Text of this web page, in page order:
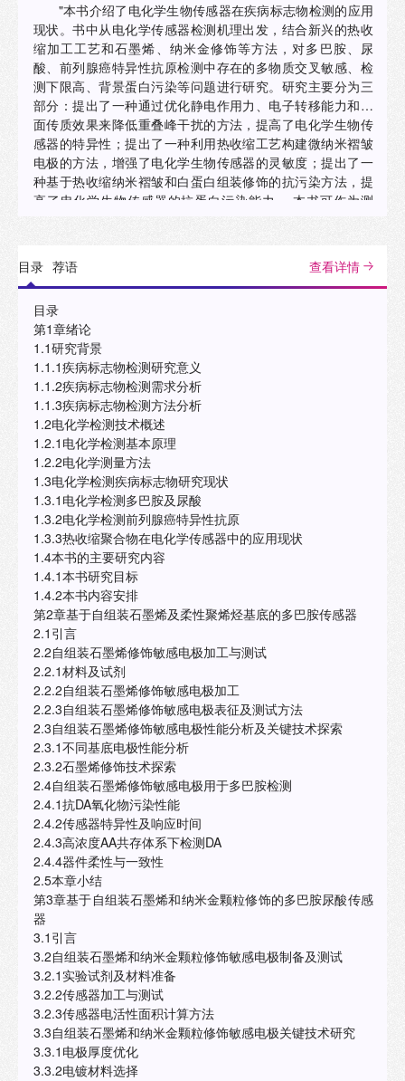
"本书介绍了电化学生物传感器在疾病标志物检测的应用
现状。书中从电化学传感器检测机理出发，结合新兴的热收
缩加工工艺和石墨烯、纳米金修饰等方法，对多巴胺、尿
酸、前列腺癌特异性抗原检测中存在的多物质交叉敏感、检
测下限高、背景蛋白污染等问题进行研究。研究主要分为三
部分：提出了一种通过优化静电作用力、电子转移能力和界
面传质效果来降低重叠峰干扰的方法，提高了电化学生物传
感器的特异性；提出了一种利用热收缩工艺构建微纳米褶皱
电极的方法，增强了电化学生物传感器的灵敏度；提出了一
种基于热收缩纳米褶皱和白蛋白组装修饰的抗污染方法，提
高了电化学生物传感器的抗蛋白污染能力。 本书可作为测
目录 荐语 查看详情
目录
第1章绪论
1.1研究背景
1.1.1疾病标志物检测研究意义
1.1.2疾病标志物检测需求分析
1.1.3疾病标志物检测方法分析
1.2电化学检测技术概述
1.2.1电化学检测基本原理
1.2.2电化学测量方法
1.3电化学检测疾病标志物研究现状
1.3.1电化学检测多巴胺及尿酸
1.3.2电化学检测前列腺癌特异性抗原
1.3.3热收缩聚合物在电化学传感器中的应用现状
1.4本书的主要研究内容
1.4.1本书研究目标
1.4.2本书内容安排
第2章基于自组装石墨烯及柔性聚烯烃基底的多巴胺传感器
2.1引言
2.2自组装石墨烯修饰敏感电极加工与测试
2.2.1材料及试剂
2.2.2自组装石墨烯修饰敏感电极加工
2.2.3自组装石墨烯修饰敏感电极表征及测试方法
2.3自组装石墨烯修饰敏感电极性能分析及关键技术探索
2.3.1不同基底电极性能分析
2.3.2石墨烯修饰技术探索
2.4自组装石墨烯修饰敏感电极用于多巴胺检测
2.4.1抗DA氧化物污染性能
2.4.2传感器特异性及响应时间
2.4.3高浓度AA共存体系下检测DA
2.4.4器件柔性与一致性
2.5本章小结
第3章基于自组装石墨烯和纳米金颗粒修饰的多巴胺尿酸传感
器
3.1引言
3.2自组装石墨烯和纳米金颗粒修饰敏感电极制备及测试
3.2.1实验试剂及材料准备
3.2.2传感器加工与测试
3.2.3传感器电活性面积计算方法
3.3自组装石墨烯和纳米金颗粒修饰敏感电极关键技术研究
3.3.1电极厚度优化
3.3.2电镀材料选择